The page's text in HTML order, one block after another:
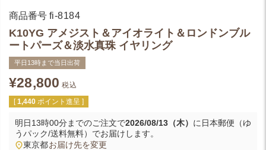
商品番号 fi-8184
K10YG アメジスト＆アイオライト＆ロンドンブル
ートパーズ＆淡水真珠 イヤリング
平日13時まで当日出荷
¥28,800 税込
[ 1,440 ポイント進呈 ]
明日13時00分までのご注文で2026/08/13（木） に 日本郵便（ゆ
うパック/送料無料） でお届けします。
東京都お届け先を変更